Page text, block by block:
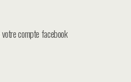
compte facebook